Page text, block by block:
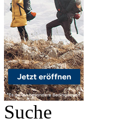
Suche